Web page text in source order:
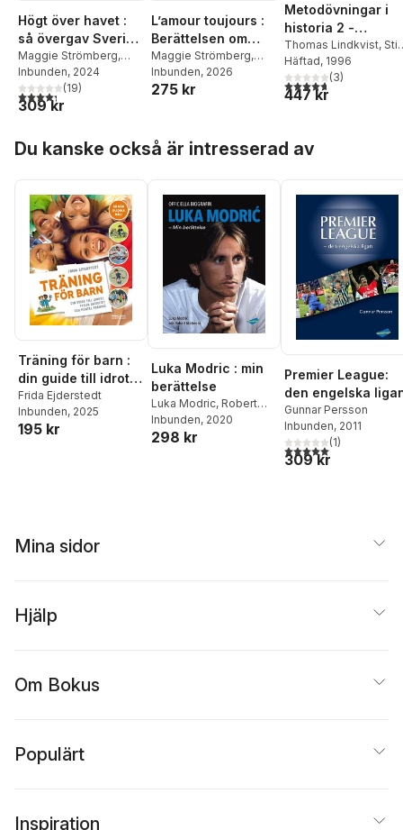
Högt över havet :
så övergav Sverige
alliansfriheten
Maggie Strömberg,
Torbjörn Nilsson
Inbunden, 2024
4,3utav 5 stjärnor. Totalt antal röster:
(19)
309 kr
L’amour toujours :
Berättelsen om
Tidö
Maggie Strömberg,
Torbjörn Nilsson
Inbunden, 2026
275 kr
Metodövningar i
historia 2 -
Historisk teori,
metod och
Thomas Lindkvist,
Ekman, Torbjörn
Nilsson,Bo Persson
Maria Sjöberg
Häftad, 1996
4,7utav 5 stjärnor.
(3)
447 kr
Du kanske också är intresserad av
Träning för barn :
din guide till idrott,
fysisk aktivitet och
mental träning
Frida Ejderstedt
Inbunden, 2025
195 kr
Luka Modric : min
berättelse
Luka Modric, Robert
Matteoni
Inbunden, 2020
298 kr
Premier League:
den engelska
Gunnar Persson
Inbunden, 2011
5,0utav 5 stjärnor.
(1)
309 kr
Mina sidor
Hjälp
Om Bokus
Populärt
Inspiration